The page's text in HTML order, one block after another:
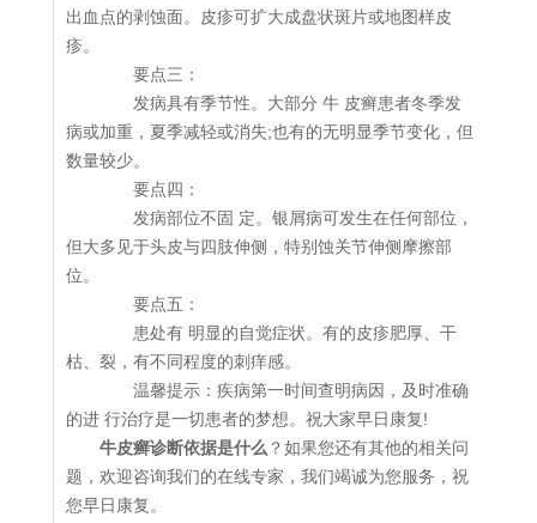
出血点的剥蚀面。皮疹可扩大成盘状斑片或地图样皮
疹。
要点三：
发病具有季节性。大部分 牛 皮癣患者冬季发
病或加重，夏季减轻或消失;也有的无明显季节变化，但
数量较少。
要点四：
发病部位不固 定。银屑病可发生在任何部位，
但大多见于头皮与四肢伸侧，特别蚀关节伸侧摩擦部
位。
要点五：
患处有 明显的自觉症状。有的皮疹肥厚、干
枯、裂，有不同程度的刺痒感。
温馨提示：疾病第一时间查明病因，及时准确
的进 行治疗是一切患者的梦想。祝大家早日康复!
牛皮癣诊断依据是什么 ？如果您还有其他的相关问
题，欢迎咨询我们的在线专家，我们竭诚为您服务，祝
您早日康复。